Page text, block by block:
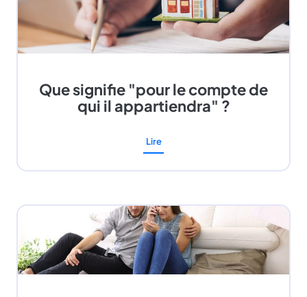
Que signifie "pour le compte de
qui il appartiendra" ?
Lire